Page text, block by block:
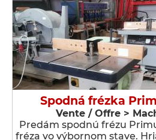
Spodná frézka
Vente / Offre >
Predám spodnú frézu
fréza vo výbornom stave.